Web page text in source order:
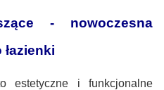
- nowoczesna
estetyczne i funkcjonalne